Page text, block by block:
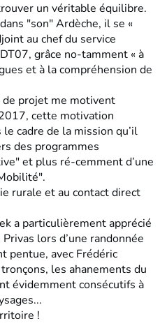
un véritable équilibre.
"son" Ardèche, il se «
au chef du service
grâce no-tamment « à
et à la compréhension de
de projet me motivent
cette motivation
cadre de la mission qu’il
des programmes
et plus ré-cemment d’une
rurale et au contact direct
a particulièrement apprécié
lors d’une randonnée
pentue, avec Frédéric
les ahanements du
évidemment consécutifs à
!